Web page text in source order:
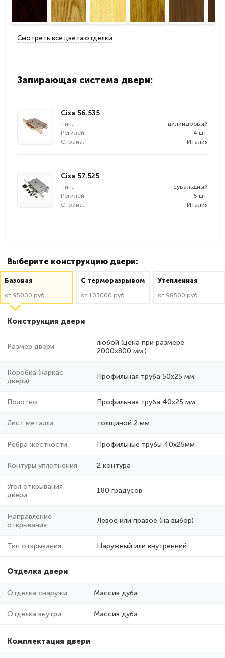
Смотреть все цвета отделки
Запирающая система двери:
Cisa 56.535
Тип:
цилиндровый
Регилей:
4 шт.
Страна:
Италия
Cisa 57.525
Тип:
сувальдный
Регилей:
5 шт.
Страна:
Италия
Выберите конструкцию двери:
Базовая
от 95000 руб.
C терморазрывом
от 103000 руб.
Утепленная
от 98500 руб.
Конструкция двери
Размер двери
любой (цена при размере
2000x800 мм.)
Коробка (каркас
двери)
Профильная труба 50х25 мм.
Полотно Профильная труба 40х25 мм.
Лист металла толщиной 2 мм.
Ребра жёсткости Профильные трубы 40х25мм
Контуры уплотнения 2 контура
Угол открывания
двери
180 градусов
Направление
открывания
Левое или правое (на выбор)
Тип открывания Наружный или внутренний
Отделка двери
Отделка снаружи Массив дуба
Отделка внутри Массив дуба
Комплектация двери